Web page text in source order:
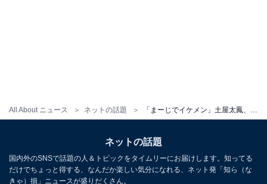
All About ニュース ネットの話題
ネットの話題
国内外のSNSで話題の人＆トピックをタイムリーにお届けします。知ってる
だけでちょっと得する、なんだか楽しい気分になれる、ネット発「知ら（な
きゃ）損」ニュースが盛りだくさん。